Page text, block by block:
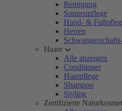
Reinigung
Sonnenpflege
Hand- &
Herren
Haare
Alle anzeigen
Conditioner
Haarpflege
Shampoo
Styling
Zertifizierte